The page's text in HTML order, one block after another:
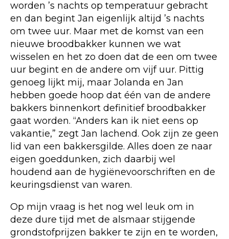
worden ’s nachts op temperatuur gebracht
en dan begint Jan eigenlijk altijd ’s nachts
om twee uur. Maar met de komst van een
nieuwe broodbakker kunnen we wat
wisselen en het zo doen dat de een om twee
uur begint en de andere om vijf uur. Pittig
genoeg lijkt mij, maar Jolanda en Jan
hebben goede hoop dat één van de andere
bakkers binnenkort definitief broodbakker
gaat worden. “Anders kan ik niet eens op
vakantie,” zegt Jan lachend. Ook zijn ze geen
lid van een bakkersgilde. Alles doen ze naar
eigen goeddunken, zich daarbij wel
houdend aan de hygiënevoorschriften en de
keuringsdienst van waren.
Op mijn vraag is het nog wel leuk om in
deze dure tijd met de alsmaar stijgende
grondstofprijzen bakker te zijn en te worden,